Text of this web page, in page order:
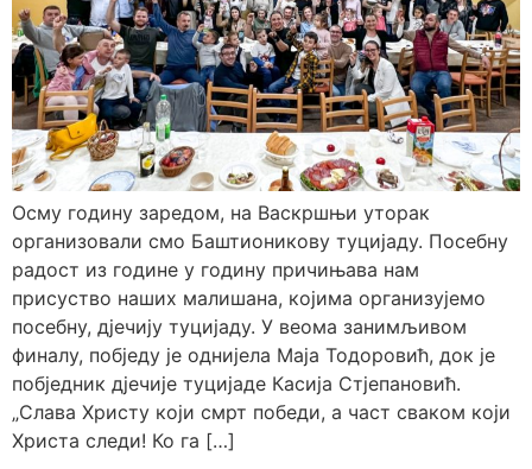
Осму годину заредом, на Васкршњи уторак
организовали смо Баштионикову туцијаду. Посебну
радост из године у годину причињава нам
присуство наших малишана, којима организујемо
посебну, дјечију туцијаду. У веома занимљивом
финалу, побједу је однијела Маја Тодоровић, док је
побједник дјечије туцијаде Касија Стјепановић.
„Слава Христу који смрт победи, а част сваком који
Христа следи! Ко га […]